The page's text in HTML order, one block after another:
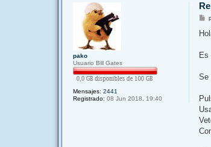
pako
Usuario Bill Gates
Mensajes: 2441
Registrado: 08 Jun 2018, 19:40
M
n
j
Es
Se